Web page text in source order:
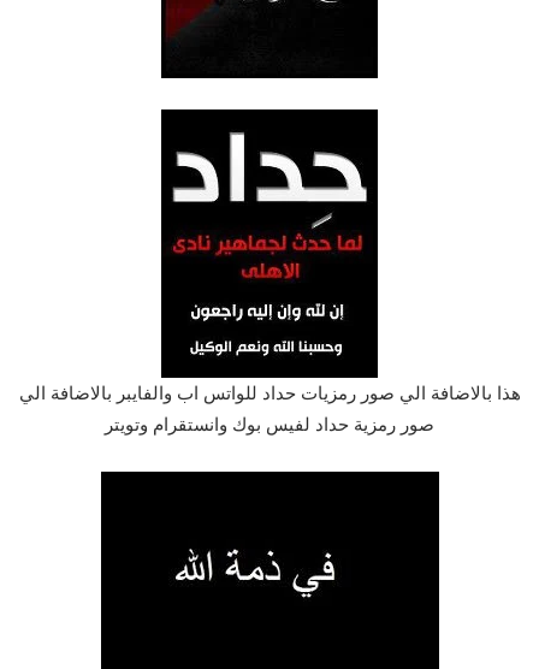
هذا بالاضافة الي صور رمزيات حداد للواتس اب والفايبر بالاضافة الي
صور رمزية حداد لفيس بوك وانستقرام وتويتر